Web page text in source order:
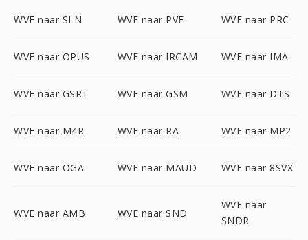
WVE naar SLN WVE naar PVF WVE naar PRC
WVE naar OPUS WVE naar IRCAM WVE naar IMA
WVE naar GSRT WVE naar GSM WVE naar DTS
WVE naar M4R WVE naar RA WVE naar MP2
WVE naar OGA WVE naar MAUD WVE naar 8SVX
WVE naar AMB WVE naar SND
WVE naar
SNDR